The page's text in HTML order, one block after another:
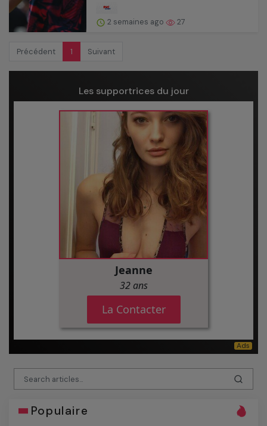
2 semaines ago 27
Précédent 1 Suivant
Les supportrices du jour
Populaire